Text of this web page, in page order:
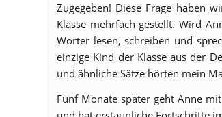
Zugegeben! Diese Frage haben
Klasse mehrfach gestellt. Wird
Wörter lesen, schreiben und
einzige Kind der Klasse aus der
und ähnliche Sätze hörten mein
Fünf Monate später geht Anne